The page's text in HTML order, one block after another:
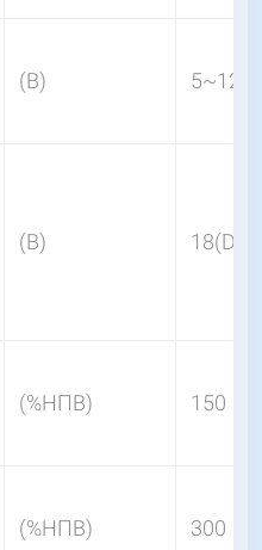
(В)
(В) 18(DC)
(%НПВ) 150
(%НПВ) 300